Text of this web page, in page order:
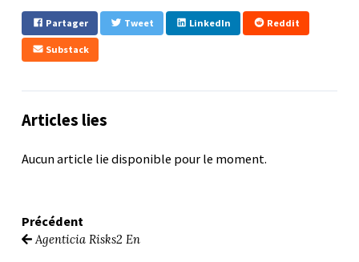
Partager Tweet LinkedIn Reddit
Substack
Articles lies
Aucun article lie disponible pour le moment.
Précédent
Agenticia Risks2 En